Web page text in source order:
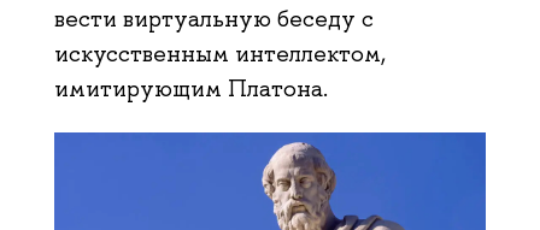
вести виртуальную беседу с
искусственным интеллектом,
имитирующим Платона.